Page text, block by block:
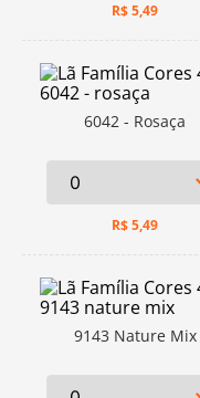
R$5,49
6042 - Rosaça
R$5,49
9143 Nature Mix